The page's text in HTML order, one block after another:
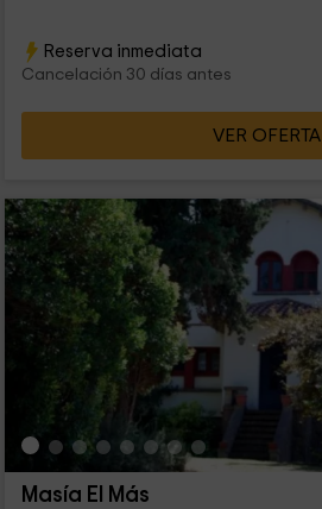
Reserva inmediata
Cancelación 30 días antes
VER OFERTA
Masía El Más